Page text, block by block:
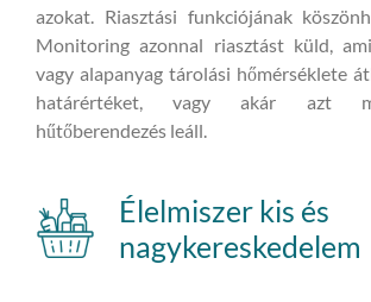
azokat. Riasztási funkciójának
Monitoring azonnal riasztást küld,
vagy alapanyag tárolási hőmérséklete
határértéket, vagy akár azt
hűtőberendezés leáll.
Élelmiszer kis és
nagykereskedelem